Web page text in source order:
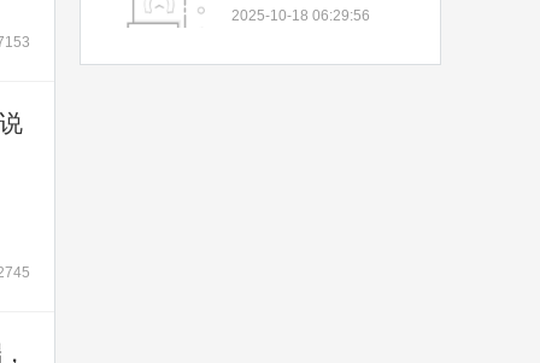
2025-10-18 06:29:56